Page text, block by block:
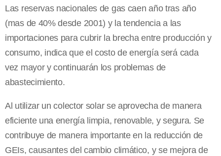
Las reservas nacionales de gas caen año tras año
(mas de 40% desde 2001) y la tendencia a las
importaciones para cubrir la brecha entre producción y
consumo, indica que el costo de energía será cada
vez mayor y continuarán los problemas de
abastecimiento.
Al utilizar un colector solar se aprovecha de manera
eficiente una energía limpia, renovable, y segura. Se
contribuye de manera importante en la reducción de
GEIs, causantes del cambio climático, y se mejora de